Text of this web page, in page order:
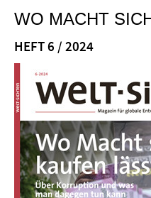
WO MACHT
HEFT 6 / 2024